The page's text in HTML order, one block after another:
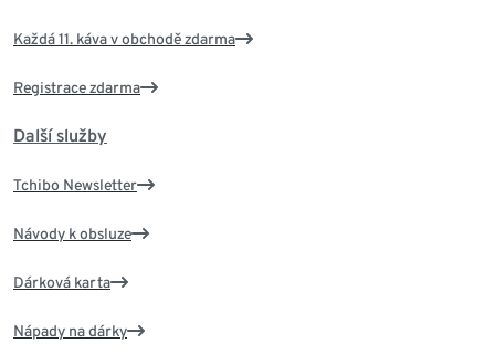
Každá 11. káva v obchodě zdarma
Registrace zdarma
Další služby
Tchibo Newsletter
Návody k obsluze
Dárková karta
Nápady na dárky